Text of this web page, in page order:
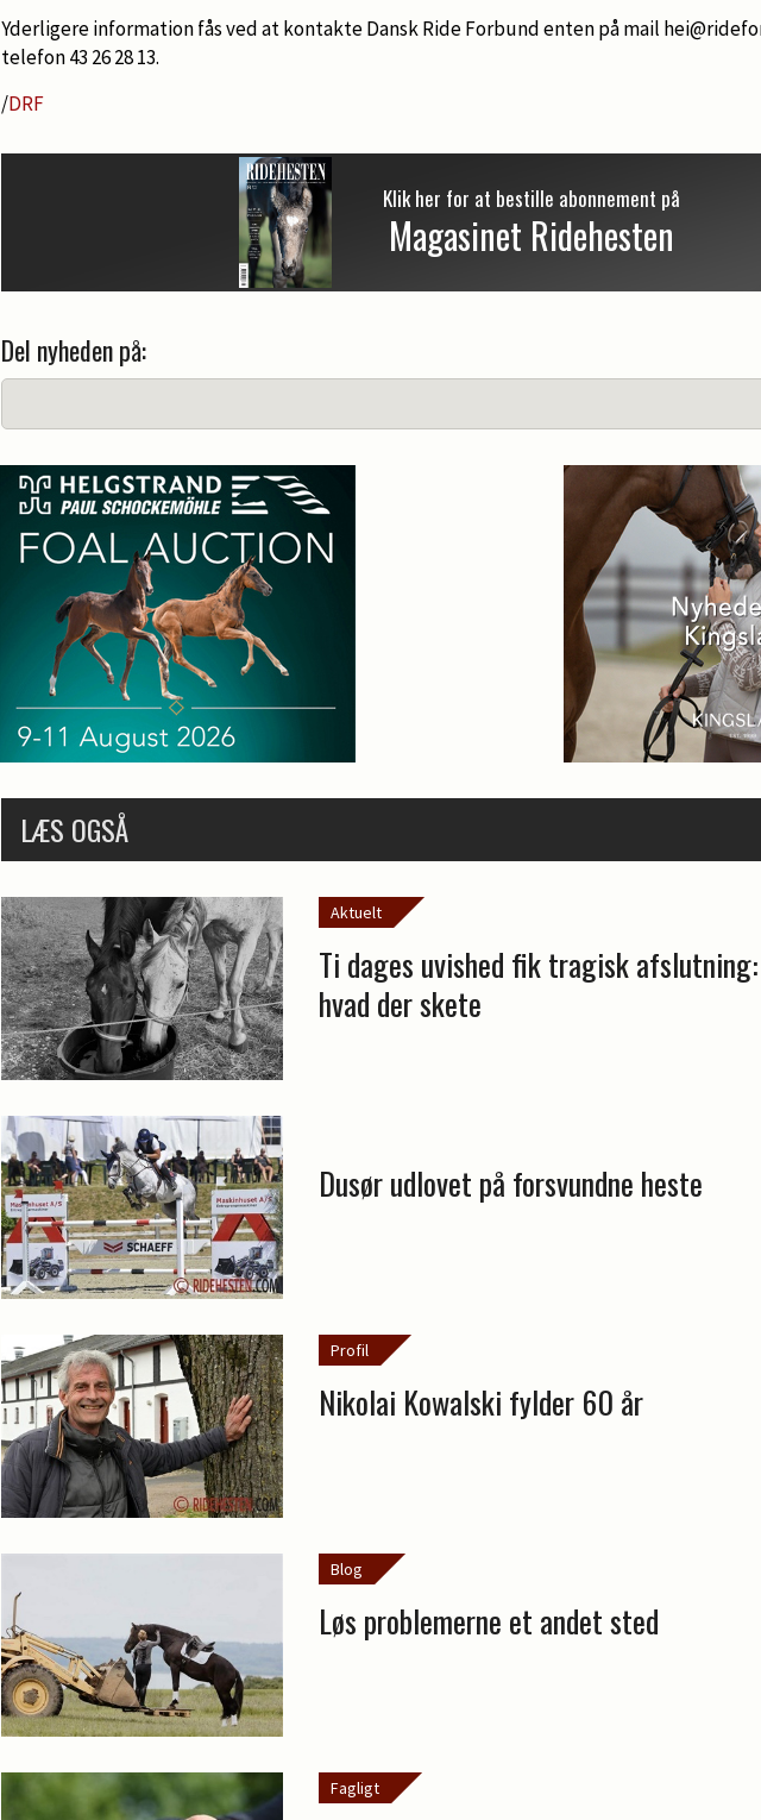
Yderligere information fås ved at kontakte Dansk Ride Forbund enten på mail
telefon 43 26 28 13.
/DRF
Klik her for at bestille abonnement på
Magasinet Ridehesten
Del nyheden på:
LÆS OGSÅ
Aktuelt
Ti dages uvished fik tragisk
hvad der skete
Dusør udlovet på forsvundne heste
Profil
Nikolai Kowalski fylder 60 år
Blog
Løs problemerne et andet sted
Fagligt